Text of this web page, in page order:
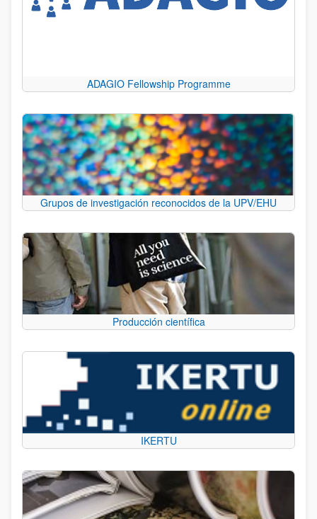
ADAGIO Fellowship Programme
Grupos de investigación reconocidos de la UPV/EHU
Producción científica
IKERTU